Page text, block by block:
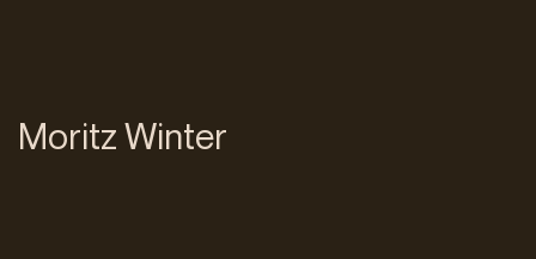
Moritz Winter